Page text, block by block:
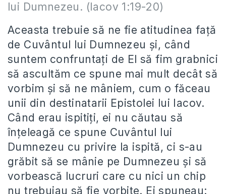
lui Dumnezeu. (Iacov 1:19-20)
Aceasta trebuie să ne fie atitudinea față
de Cuvântul lui Dumnezeu și, când
suntem confruntați de El să fim grabnici
să ascultăm ce spune mai mult decât să
vorbim și să ne mâniem, cum o făceau
unii din destinatarii Epistolei lui Iacov.
Când erau ispitiți, ei nu căutau să
înțeleagă ce spune Cuvântul lui
Dumnezeu cu privire la ispită, ci s-au
grăbit să se mânie pe Dumnezeu și să
vorbească lucruri care cu nici un chip
nu trebuiau să fie vorbite. Ei spuneau: